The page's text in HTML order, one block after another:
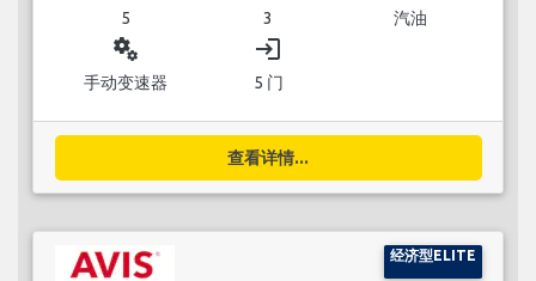
5 3 汽油
miscellaneous_services
手动变速器
login
5 门
查看详情...
经济型ELITE